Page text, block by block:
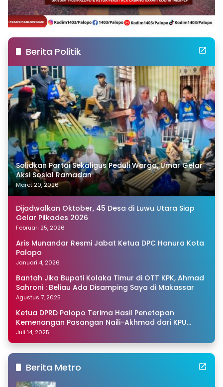
Berita Politik
Solidkan Partai Sekaligus Peduli Warga, Umar Gelar
Aksi Sosial Ramadan
Maret 20, 2026
Dijadwalkan Oktober, 45 Desa di Luwu Utara Siap
Gelar Pilkades 2026
Februari 25, 2026
Aris Munandar Resmi Jabat Ketua DPC Hanura Kota
Palopo
Januari 4, 2026
Bantah Jika Bupati Kolaka Timur di OTT KPK, Ahmad
Sahroni : Beliau Ada Disamping Saya di Makassar
Agustus 7, 2025
Ketua DPRD Palopo Terima Hasil Penetapan
Kemenangan Pasangan Naili-Akhmad dari KPU
Sulsel
Juli 14, 2025
Berita Metro